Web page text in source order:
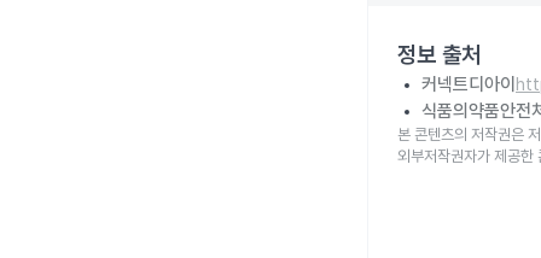
정보 출처
커넥트디아이
식품의약품안전
본 콘텐츠의 저작권은
외부저작권자가 제공한